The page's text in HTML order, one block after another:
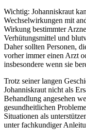
Wichtig: Johanniskraut
Wechselwirkungen mit
Wirkung bestimmter
Verhütungsmittel und
Daher sollten Personen,
vorher immer einen Arzt
insbesondere wenn sie
Trotz seiner langen
Johanniskraut nicht als
Behandlung angesehen
gesundheitlichen
Situationen als
unter fachkundiger